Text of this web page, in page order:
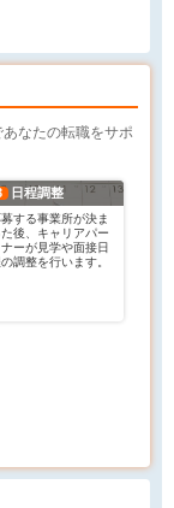
なたの転職をサポ
日程調整
募する事業所が決ま
た後、キャリアパー
ナーが見学や面接日
調整を行います。